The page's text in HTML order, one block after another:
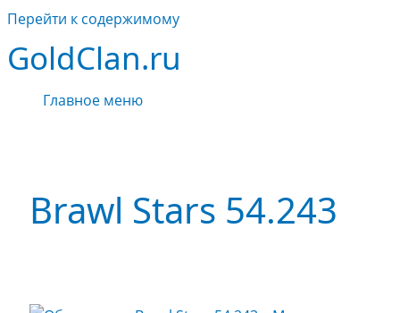
Перейти к содержимому
GoldClan.ru
Главное меню
Brawl Stars 54.243